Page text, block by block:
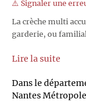
⚠️ Signaler une
La crèche multi
garderie, ou
Lire la suite
Dans le
Nantes